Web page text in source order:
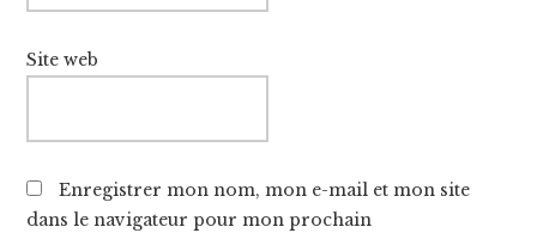
Site web
Enregistrer mon nom, mon e-mail et mon site
dans le navigateur pour mon prochain